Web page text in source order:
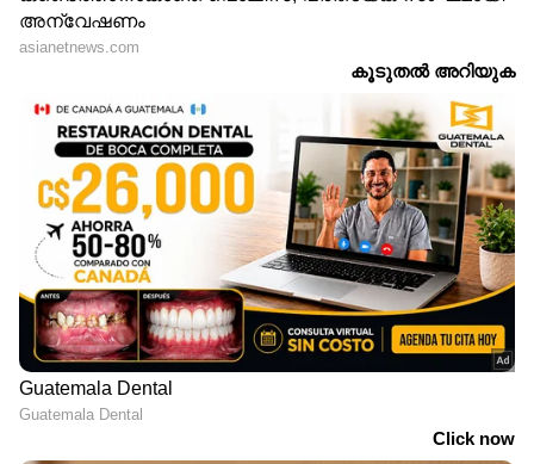
നീറ്റ് ചോദ്യപേപ്പർ ചോർച്ച;
നിർണായക കണ്ടെത്തലുമായി